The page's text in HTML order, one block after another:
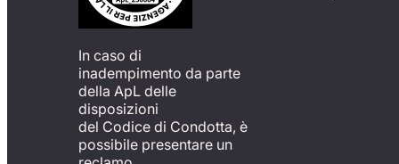
In caso di
inadempimento da parte
della ApL delle
disposizioni
del Codice di Condotta, è
possibile presentare un